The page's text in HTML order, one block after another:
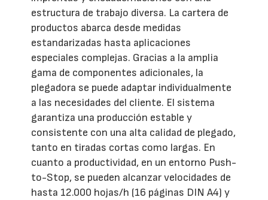
estructura de trabajo diversa. La cartera de
productos abarca desde medidas
estandarizadas hasta aplicaciones
especiales complejas. Gracias a la amplia
gama de componentes adicionales, la
plegadora se puede adaptar individualmente
a las necesidades del cliente. El sistema
garantiza una producción estable y
consistente con una alta calidad de plegado,
tanto en tiradas cortas como largas. En
cuanto a productividad, en un entorno Push-
to-Stop, se pueden alcanzar velocidades de
hasta 12.000 hojas/h (16 páginas DIN A4) y